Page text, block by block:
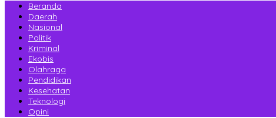
Beranda
Daerah
Nasional
Politik
Kriminal
Ekobis
Olahraga
Pendidikan
Kesehatan
Teknologi
Opini